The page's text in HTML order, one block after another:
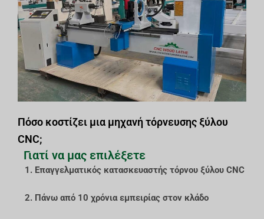
Πόσο κοστίζει μια μηχανή τόρνευσης ξύλου
CNC;
Γιατί να μας επιλέξετε
1. Επαγγελματικός κατασκευαστής τόρνου ξύλου CNC
2. Πάνω από 10 χρόνια εμπειρίας στον κλάδο